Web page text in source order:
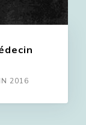
2016